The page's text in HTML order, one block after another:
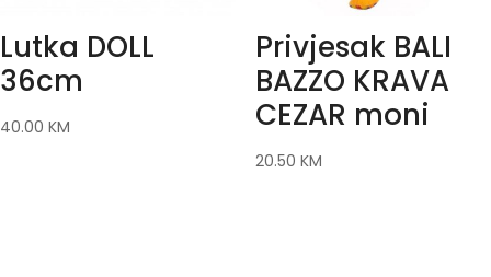
Lutka DOLL
36cm
40.00 KM
Privjesak BALI
BAZZO KRAVA
CEZAR moni
20.50 KM